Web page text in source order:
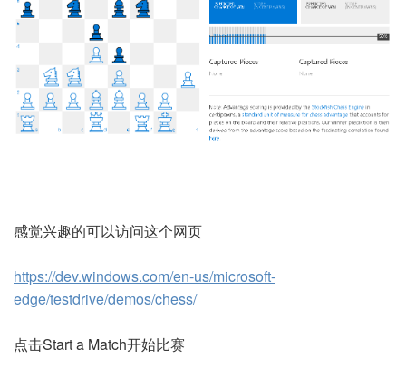
感觉兴趣的可以访问这个网页
https://dev.windows.com/en-us/microsoft-
edge/testdrive/demos/chess/
点击Start a Match开始比赛